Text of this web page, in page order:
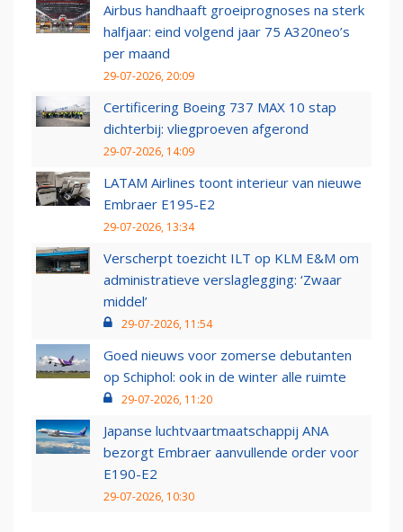
Airbus handhaaft groeiprognoses na sterk
halfjaar: eind volgend jaar 75 A320neo’s
per maand
29-07-2026, 20:09
Certificering Boeing 737 MAX 10 stap
dichterbij: vliegproeven afgerond
29-07-2026, 14:09
LATAM Airlines toont interieur van nieuwe
Embraer E195-E2
29-07-2026, 13:34
Verscherpt toezicht ILT op KLM E&M om
administratieve verslaglegging: ‘Zwaar
middel’
29-07-2026, 11:54
Goed nieuws voor zomerse debutanten
op Schiphol: ook in de winter alle ruimte
29-07-2026, 11:20
Japanse luchtvaartmaatschappij ANA
bezorgt Embraer aanvullende order voor
E190-E2
29-07-2026, 10:30